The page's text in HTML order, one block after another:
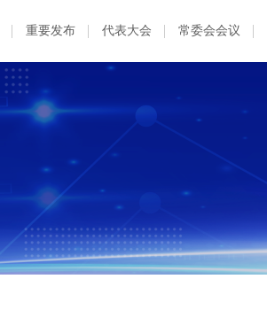
重要发布 代表大会 常委会会议